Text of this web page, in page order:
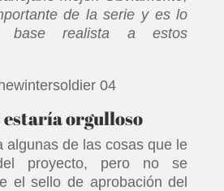
de la serie y es lo
realista a estos
estaría orgulloso
algunas de las cosas que le
proyecto, pero no se
el sello de aprobación del